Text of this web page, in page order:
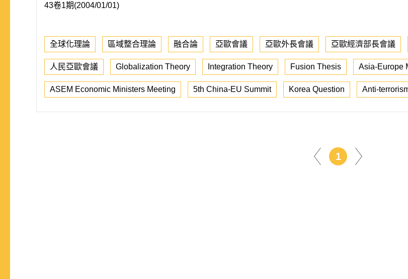
43卷1期(2004/01/01)
全球化理論 區域整合理論 融合論 亞歐會議 亞歐外長會議 亞歐經濟部長會議
人民亞歐會議 Globalization Theory Integration Theory Fusion Thesis Asia-Europe
ASEM Economic Ministers Meeting 5th China-EU Summit Korea Question Anti-
1